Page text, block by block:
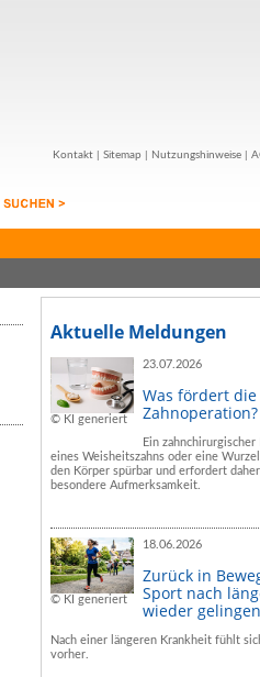
Kontakt Sitemap Nutzungshinweise
Aktuelle Meldungen
© KI generiert
23.07.2026
Was fördert
Zahnoperation?
Ein
eines Weisheitszahns oder eine
den Körper spürbar und erfordert
besondere Aufmerksamkeit.
© KI generiert
18.06.2026
Zurück in
Sport nach
wieder
Nach einer längeren Krankheit fühlt
vorher.